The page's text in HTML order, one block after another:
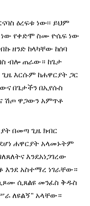
ዕረፍቱ ነው፡፡ ይህም
ነው የቀድሞ ስሙ ዮሴፍ ነው
ዘንድ ከላካቸው ከሰባ
ብሎ ጠራው። ከጌታ
እርሱም ከሐዋርያት ጋር
በጌታችን በኢየሱስ
ሽጦ ዋጋውን አምጥቶ
በመጣ ጊዜ ክብር
ሐዋርያት አላመኑትም
እንደአነጋገረው
እንደ አስተማረ ነገራቸው።
ሲጸልዩ መንፈስ ቅዱስ
ለዩልኝ" አላቸው።